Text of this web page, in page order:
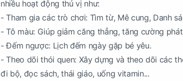
nhiều hoạt động thú vị như:
- Tham gia các trò chơi: Tìm từ, Mê cung, Danh
- Tô màu: Giúp giảm căng thẳng, tăng cường
- Đếm ngược: Lịch đếm ngày gặp bé yêu.
- Theo dõi thói quen: Xây dựng và theo dõi các
đi bộ, đọc sách, thái giáo, uống vitamin...